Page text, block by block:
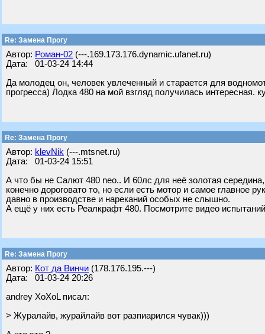
Re: Замена Прогу
Автор: Роман-02 (---.169.173.176.dynamic.ufanet.ru)
Дата: 01-03-24 14:44
Да молодец он, человек увлеченный и старается для
прогресса) Лодка 480 на мой взгляд получилась
Re: Замена Прогу
Автор: klevNik (---.mtsnet.ru)
Дата: 01-03-24 15:51
А что бы не Салют 480 neo.. И 60лс для неё золотая
конечно дороговато то, но если есть мотор и самое главное
давно в производстве и нареканий особых не слышно.
А ещё у них есть Реалкрафт 480. Посмотрите видео
Re: Замена Прогу
Автор: Кот да Винчи (178.176.195.---)
Дата: 01-03-24 20:26
andrey XoXoL писал:
> Журалайв, журайлайв вот разпиарился чувак)))